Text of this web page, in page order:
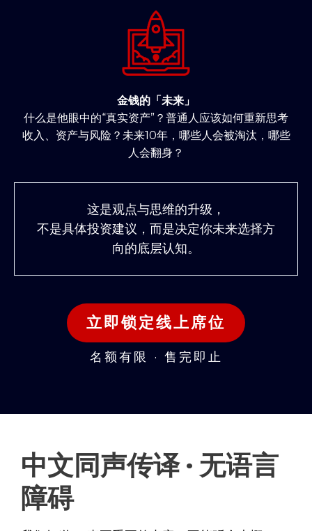
金钱的「未来」
什么是他眼中的“真实资产”？普通人应该如何重新思考
收入、资产与风险？未来10年，哪些人会被淘汰，哪些
人会翻身？
这是观点与思维的升级，
不是具体投资建议，而是决定你未来选择方
向的底层认知。
立即锁定线上席位
名额有限 · 售完即止
中文同声传译 · 无语言
障碍